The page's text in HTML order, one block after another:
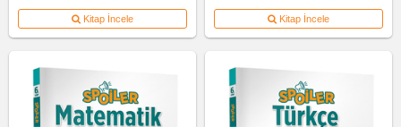
Kitap İncele Kitap İncele